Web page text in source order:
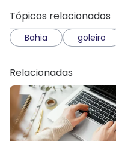
Tópicos relacionados
Bahia goleiro
Relacionadas